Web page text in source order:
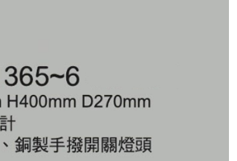
付」時，將依據個別帳號之用戶狀況，依本公司即
；若仍有額度不足之情形，本公司將視審查結果
或使用他人資訊註冊。若發現惡意使用之情形，
權停止該用戶之使用額度並採取法律行動。